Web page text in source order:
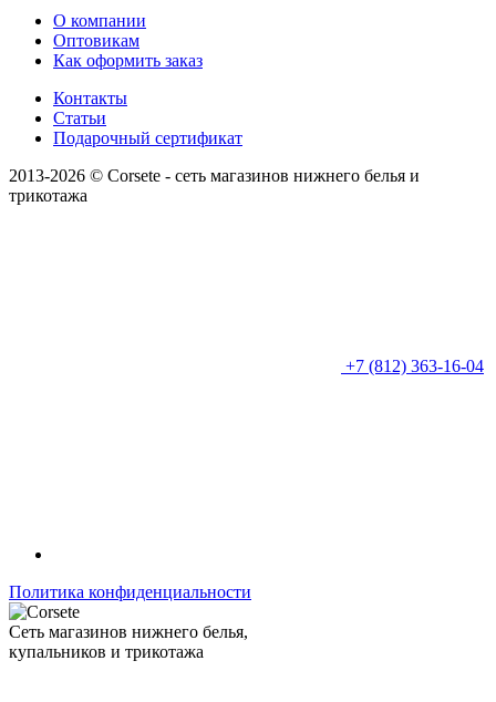
О компании
Оптовикам
Как оформить заказ
Контакты
Статьи
Подарочный сертификат
2013-2026 © Corsete - сеть магазинов нижнего белья и
трикотажа
+7 (812) 363-16-04
Политика конфиденциальности
Сеть магазинов нижнего белья,
купальников и трикотажа